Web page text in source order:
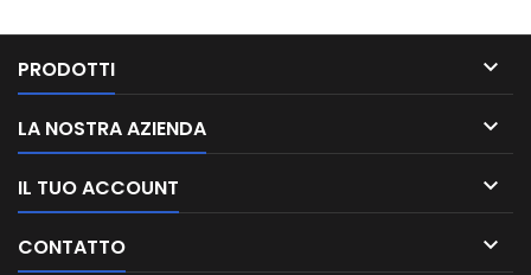
PRODOTTI 
LA NOSTRA AZIENDA 
IL TUO ACCOUNT 
CONTATTO 